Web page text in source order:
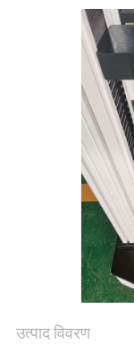
PRIVACY
POLICY
उत्पाद विवरण